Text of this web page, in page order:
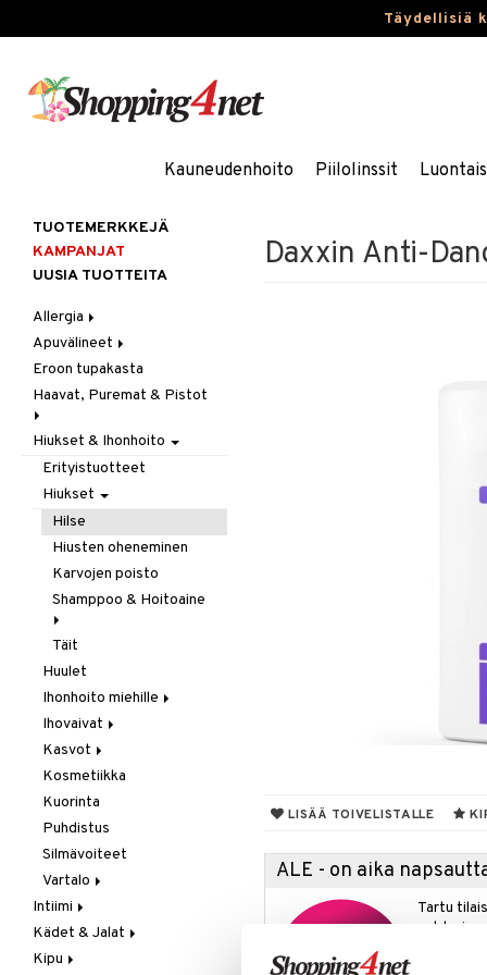
Täydellisiä
Kauneudenhoito Piilolinssit
Daxxin Anti-
LISÄÄ TOIVELISTALLE
ALE - on aika
Tartu
nyt
TUOTEMERKKEJÄ
KAMPANJAT
UUSIA TUOTTEITA
Allergia
Nenäsuihkeet
Silmätipat
Apuvälineet
Hygienia
Kävely & Seisominen
Saa kiinni & Ylety
Eroon tupakasta
Haavat, Puremat & Pistot
Ensiapu
Haavat
Laastarit & Teipit
Puremat / Pistokset
Verenvuoto
Hiukset & Ihonhoito
Erityistuotteet
Hiukset
Hilse
Hiusten oheneminen
Karvojen poisto
Shamppoo & Hoitoaine
Hoitoaine
Shamppoo
Täit
Huulet
Ihonhoito miehille
Parranajo / Sheivaus
Puhdistus
Ihovaivat
Akne
Ekseema
Kuiva iho
Ongelmaiho
Kasvot
Akne
Kasvovoiteet
Herkkä iho
Kuiva iho
Normaali iho
Rasvainen iho
Ongelmaiho
Kosmetiikka
Kuorinta
Puhdistus
Silmävoiteet
Vartalo
Deodorantit
Intiimihygienia
Kuorinta
Intiimi
Ehkäisyvälineet
Inkontinenssi
Kädet & Jalat
Jalkojen hoito
Kipu